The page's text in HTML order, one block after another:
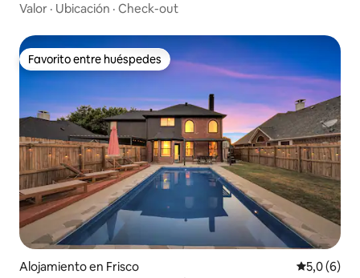
comercial
Valor · Ubicación · Check-out
Favorito entre huéspedes
Favorito entre huéspedes
Alojamiento en Frisco
5,0 (6)